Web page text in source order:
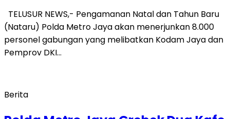
TELUSUR NEWS,- Pengamanan Natal dan Tahun Baru
(Nataru) Polda Metro Jaya akan menerjunkan 8.000
personel gabungan yang melibatkan Kodam Jaya dan
Pemprov DKI…
Berita